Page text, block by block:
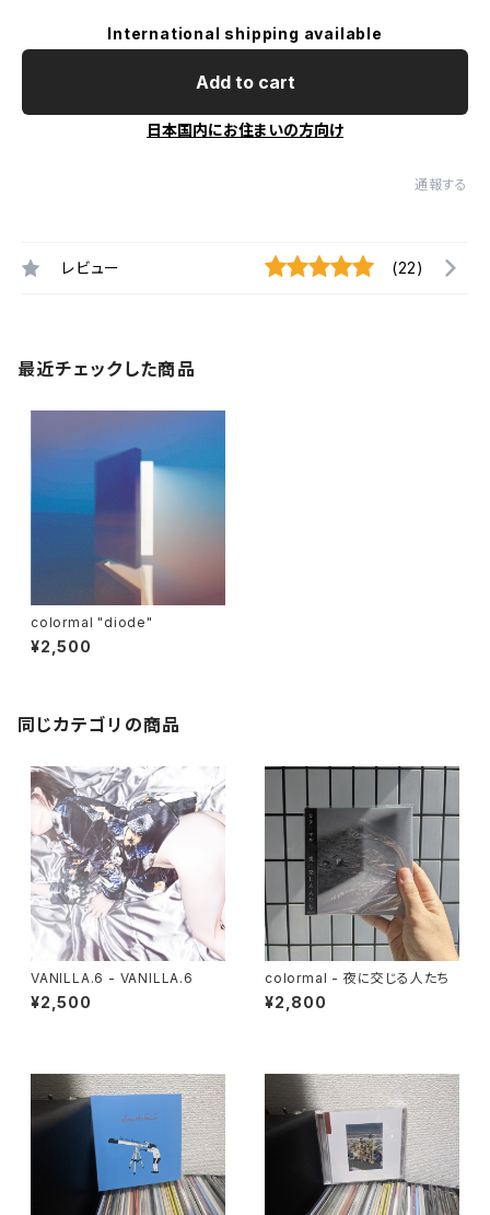
International shipping available
Add to cart
日本国内にお住まいの方向け
通報する
レビュー (22)
最近チェックした商品
colormal "diode"
¥2,500
同じカテゴリの商品
VANILLA.6 - VANILLA.6
¥2,500
colormal - 夜に交じる人たち
¥2,800